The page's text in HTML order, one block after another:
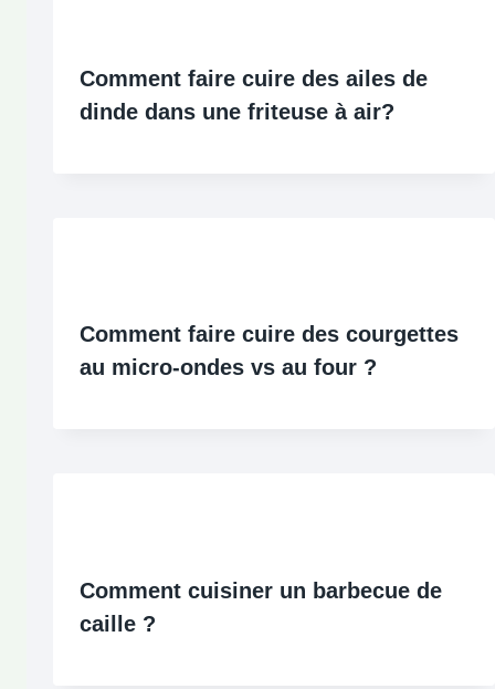
Comment faire cuire des ailes de
dinde dans une friteuse à air?
Comment faire cuire des courgettes
au micro-ondes vs au four ?
Comment cuisiner un barbecue de
caille ?